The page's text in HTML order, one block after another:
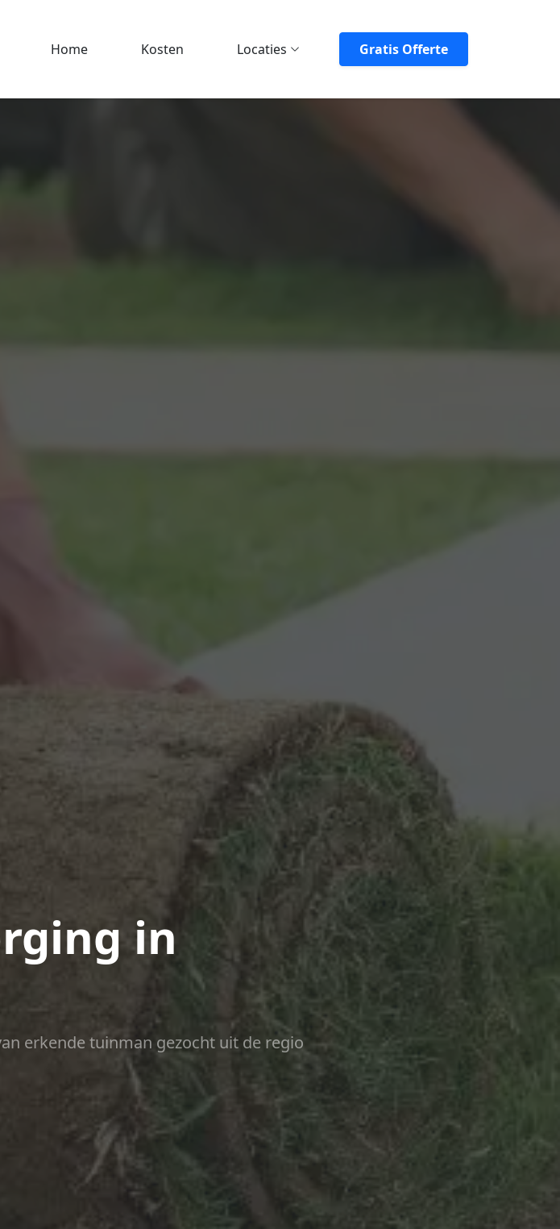
Home Kosten Locaties Gratis Offerte
in
erkende tuinman gezocht uit de regio